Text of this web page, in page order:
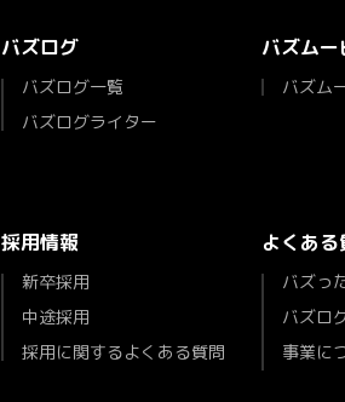
バズログ
バズログ一覧
バズログライター
バズムー
バズム
採用情報
新卒採用
中途採用
採用に関するよくある質問
よくある
バズっ
バズロ
事業に